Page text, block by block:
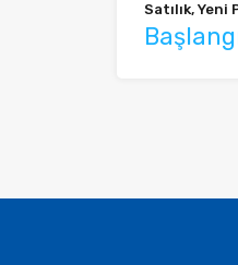
Satılık, Yeni